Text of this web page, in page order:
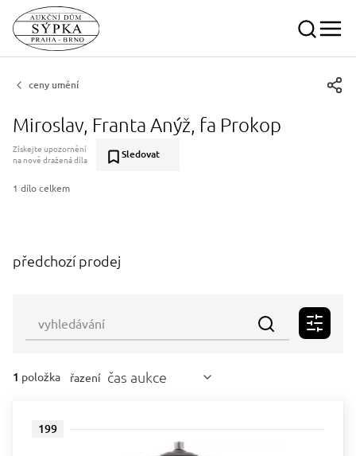
ceny umění
Miroslav, Franta Anýž, fa Prokop
Získejte upozornění
na nově dražená díla
Sledovat
1 dílo celkem
předchozí prodej
1 položka řazení čas aukce
199